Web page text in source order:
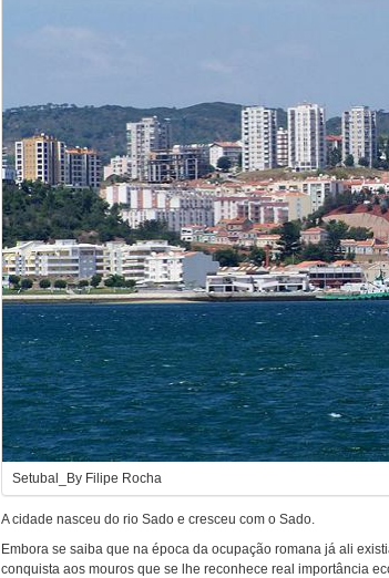
Setubal_By Filipe Rocha
A cidade nasceu do rio Sado e cresceu com o Sado.
Embora se saiba que na época da ocupação romana já ali
conquista aos mouros que se lhe reconhece real importância